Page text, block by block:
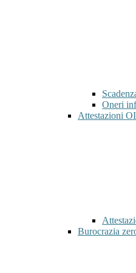
Oneri
Attestazioni
Burocrazia